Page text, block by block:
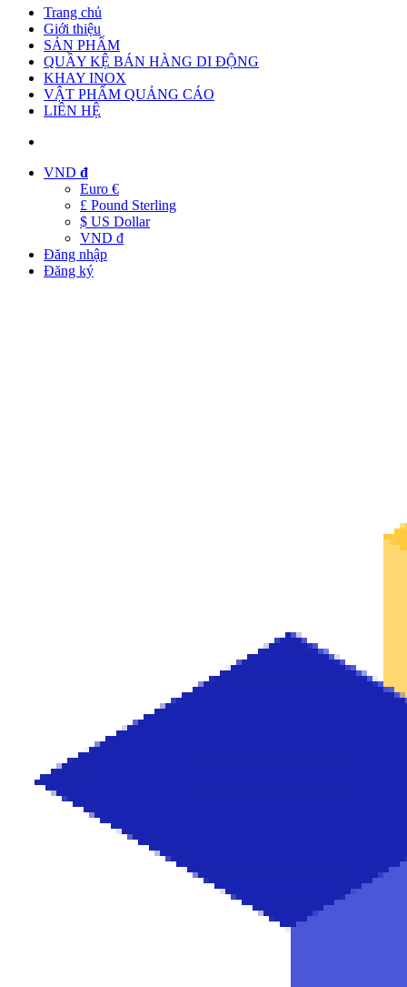
Trang chủ
Giới thiệu
SẢN PHẨM
QUẦY KỆ BÁN HÀNG DI ĐỘNG
KHAY INOX
VẬT PHẨM QUẢNG CÁO
LIÊN HỆ
VND đ
Euro €
£ Pound Sterling
$ US Dollar
VND đ
Đăng nhập
Đăng ký